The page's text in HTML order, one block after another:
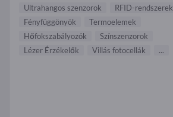
Ultrahangos szenzorok
RFID-rendszerek
Fényfüggönyök
Termoelemek
Hőfokszabályozók
Színszenzorok
Lézer Érzékelők
Villás fotocellák ...